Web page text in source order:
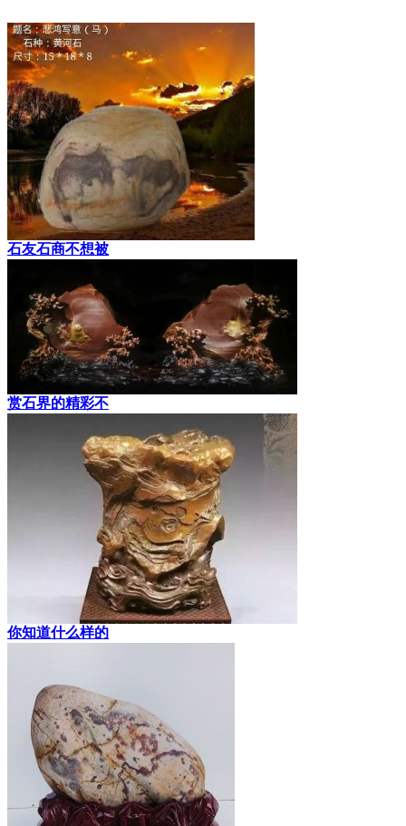
石友石商不想被
赏石界的精彩不
你知道什么样的